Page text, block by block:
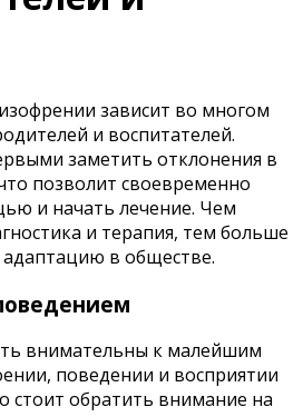
зависит во многом
и воспитателей.
заметить отклонения в
позволит своевременно
и начать лечение. Чем
и терапия, тем больше
в обществе.
внимательны к малейшим
поведении и восприятии
стоит обратить внимание на